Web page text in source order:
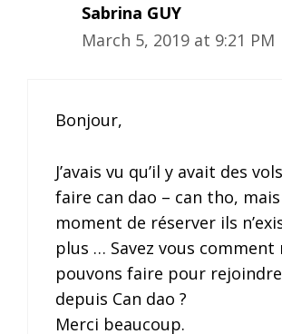
Sabrina GUY
March 5, 2019 at 9:21 PM
Bonjour,
J’avais vu qu’il y avait des
faire can dao – can tho, mais
moment de réserver ils
plus … Savez vous comment
pouvons faire pour
depuis Can dao ?
Merci beaucoup.